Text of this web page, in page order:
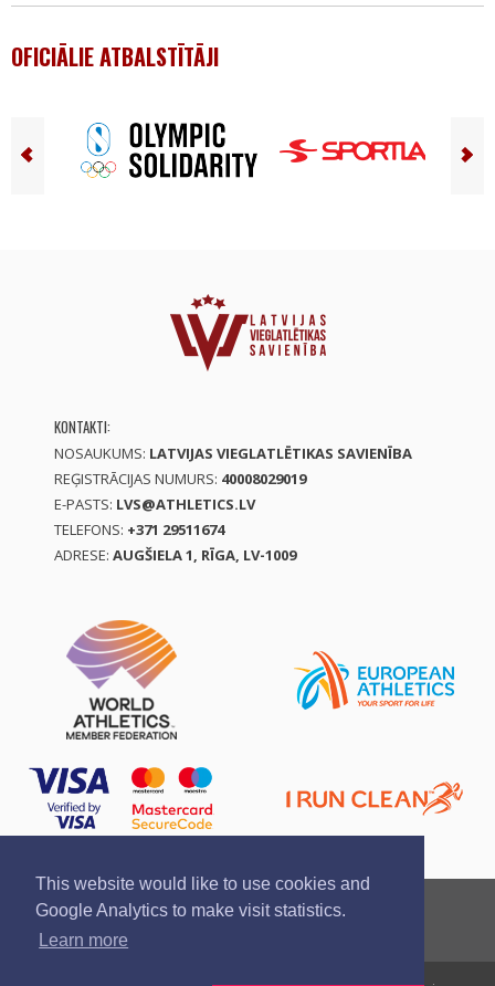
This website would like to use cookies and
Google Analytics to make visit statistics.
Learn more
OFICIĀLIE ATBALSTĪTĀJI
KONTAKTI:
NOSAUKUMS: LATVIJAS VIEGLATLĒTIKAS SAVIENĪBA
REĢISTRĀCIJAS NUMURS: 40008029019
E-PASTS: LVS@ATHLETICS.LV
TELEFONS: +371 29511674
ADRESE: AUGŠIELA 1, RĪGA, LV-1009
Ziņo par pārkāpumu
Privātuma politika
Pirkšanas un atgriešanas noteikumi